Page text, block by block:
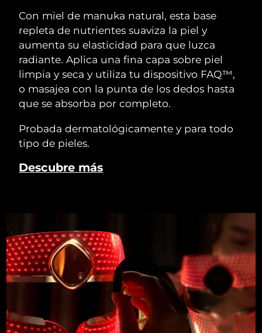
Con miel de manuka natural, esta base
repleta de nutrientes suaviza la piel y
aumenta su elasticidad para que luzca
radiante. Aplica una fina capa sobre piel
limpia y seca y utiliza tu dispositivo FAQ™,
o masajea con la punta de los dedos hasta
que se absorba por completo.
Probada dermatológicamente y para todo
tipo de pieles.
Descubre más